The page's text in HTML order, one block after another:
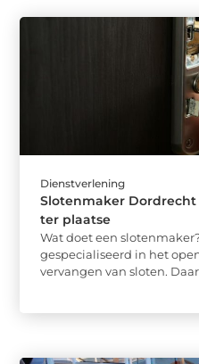
Dienstverlening
Slotenmaker
ter plaatse
Wat doet een
gespecialiseerd in het
vervangen van sloten.